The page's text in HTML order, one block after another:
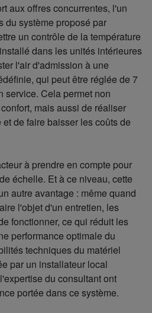
aux offres concurrentes, l'un
du système proposé par
un contrôle de la température
dans les unités intérieures
l'air d'admission à une
qui peut être réglée de 7
service. Cela permet non
mais aussi de réaliser
de faire baisser les coûts de
à prendre en compte pour
échelle. Et à ce niveau, cette
autre avantage : même quand
l'objet d'un entretien, les
fonctionner, ce qui réduit les
performance optimale du
techniques du matériel
par un installateur local
du consultant ont
portée dans ce système.